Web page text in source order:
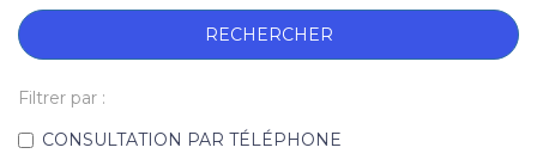
RECHERCHER
Filtrer par :
CONSULTATION PAR TÉLÉPHONE